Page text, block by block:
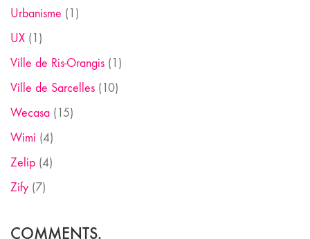
Urbanisme (1)
UX (1)
Ville de Ris-Orangis (1)
Ville de Sarcelles (10)
Wecasa (15)
Wimi (4)
Zelip (4)
Zify (7)
COMMENTS.